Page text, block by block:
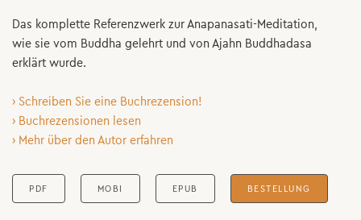
Das komplette Referenzwerk zur Anapanasati-Meditation,
wie sie vom Buddha gelehrt und von Ajahn Buddhadasa
erklärt wurde.
› Schreiben Sie eine Buchrezension!
› Buchrezensionen lesen
› Mehr über den Autor erfahren
PDF MOBI EPUB BESTELLUNG